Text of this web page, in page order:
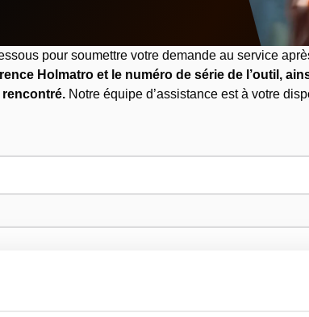
pour soumettre votre demande au service
Holmatro et le numéro de série de l’outil,
Notre équipe d’assistance est à votre